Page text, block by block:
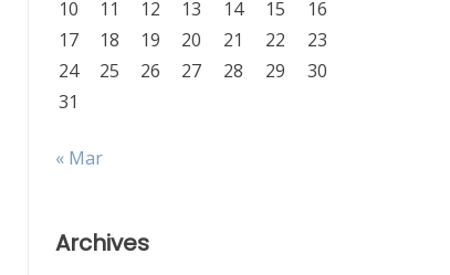
10
11 12 13 14 15
16
17
18 19 20 21 22
23
24
25 26 27 28 29
30
31
« Mar
Archives